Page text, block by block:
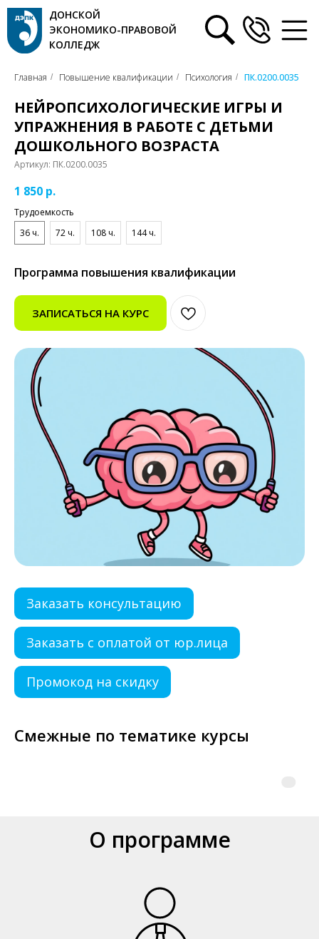
ДОНСКОЙ
ЭКОНОМИКО-ПРАВОВОЙ
КОЛЛЕДЖ
Главная / Повышение квалификации / Психология / ПК.0200.0035
НЕЙРОПСИХОЛОГИЧЕСКИЕ ИГРЫ И
УПРАЖНЕНИЯ В РАБОТЕ С ДЕТЬМИ
ДОШКОЛЬНОГО ВОЗРАСТА
Артикул: ПК.0200.0035
1 850 р.
Трудоемкость
36 ч.
72 ч. 108 ч. 144 ч.
Программа повышения квалификации
ЗАПИСАТЬСЯ НА КУРС
Заказать консультацию
Заказать с оплатой от юр.лица
Промокод на скидку
Смежные по тематике курсы
О программе